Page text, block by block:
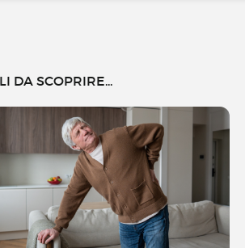
DA SCOPRIRE...